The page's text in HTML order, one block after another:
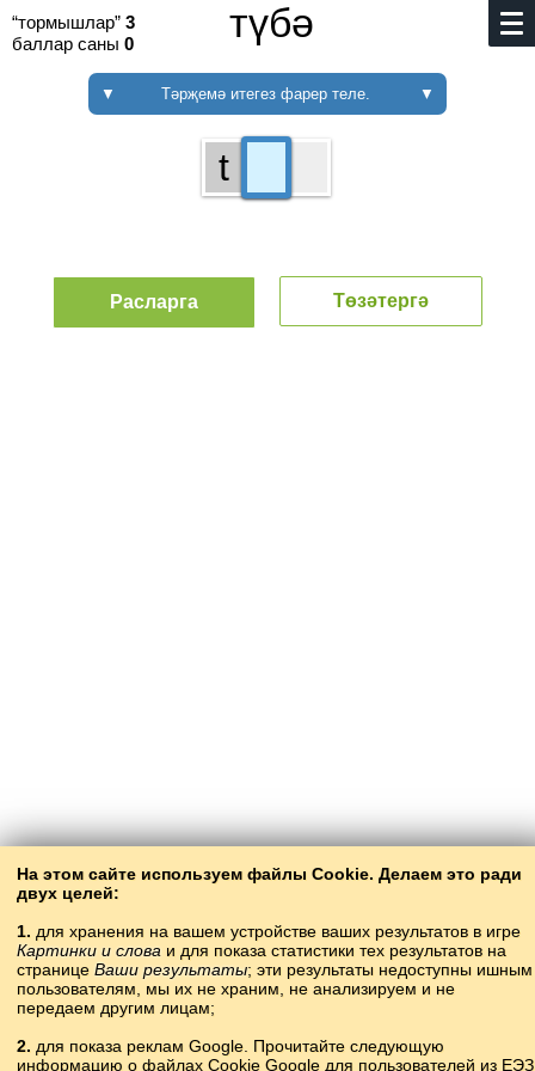
“тормышлар” 3
баллар саны 0 түбә
▼ Тәрҗемә итегез фарер теле. ▼
На этом сайте используем файлы Cookie. Делаем это ради
двух целей:
1. для хранения на вашем устройстве ваших результатов в игре
Картинки и слова и для показа статистики тех результатов на
странице Ваши результаты; эти результаты недоступны ишным
пользователям, мы их не храним, не анализируем и не
передаем другим лицам;
2. для показа реклам Google. Прочитайте следующую
информацию о файлах Cookie Google для пользователей из ЕЭЗ